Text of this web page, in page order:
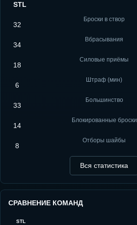
STL
32
Броски в створ
34
Вбрасывания
18
Силовые приёмы
6
Штраф (мин)
33
Большинство
14
Блокированные броски
8
Отборы шайбы
Вся статистика
СРАВНЕНИЕ КОМАНД
STL